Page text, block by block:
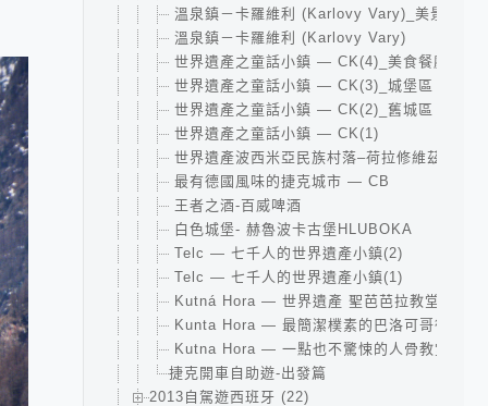
溫泉鎮－卡羅維利 (Karlovy Vary)_美景
溫泉鎮－卡羅維利 (Karlovy Vary)
世界遺產之童話小鎮 — CK(4)_美食餐廳
世界遺產之童話小鎮 — CK(3)_城堡區
世界遺產之童話小鎮 — CK(2)_舊城區
世界遺產之童話小鎮 — CK(1)
世界遺產波西米亞民族村落–荷拉修維茲
最有德國風味的捷克城市 — CB
王者之酒-百威啤酒
白色城堡- 赫魯波卡古堡HLUBOKA
Telc — 七千人的世界遺產小鎮(2)
Telc — 七千人的世界遺產小鎮(1)
Kutná Hora — 世界遺產 聖芭芭拉教堂 Saint
Kunta Hora — 最簡潔樸素的巴洛可哥德式教
Kutna Hora — 一點也不驚悚的人骨教堂
捷克開車自助遊-出發篇
2013自駕遊西班牙 (22)